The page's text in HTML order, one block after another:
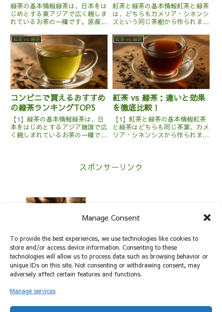
Manage Consent
To provide the best experiences, we use technologies like cookies to
store and/or access device information. Consenting to these
technologies will allow us to process data such as browsing behavior or
unique IDs on this site. Not consenting or withdrawing consent, may
adversely affect certain features and functions.
Manage services
緑茶の基本情報緑茶は、日本をは
じめとする東アジアで広く親しま
れているお茶の一種です。原産地
や韓国でも多様な種類が栽培され
ています。緑茶は茶葉を発酵させ
ずに加工するため、茶葉本来の色
や香りを楽しむことができま
す。...
紅茶と緑茶の基本情報紅茶と緑茶
は、どちらもカメリア・シネンシ
スという同じ茶樹から作られます
異なる特徴を持ちます。紅茶は完
全に発酵させた茶葉を使用してお
り、特有の濃い色と風味を持って
います。主にインドやスリラン
カ...
紅茶 vs 緑茶
コンビニで買えるおすすめ
の緑茶ランキングTOP5
【1】緑茶の基本情報緑茶は、日
本をはじめとするアジア諸国で広
く親しまれているお茶の一種で
ぐ製法が特徴です。この製法によ
紅茶 vs 緑茶
紅茶 vs 緑茶：違いと効果
を徹底比較！
【1】紅茶と緑茶の基本情報紅茶
と緑茶はどちらも同じ茶葉、カメ
リア・シネンシスから作られます
ることで濃厚な色と味を持ちま
スポンサーリンク
オリジナルブレンドティーの作り方
青汁入りのごほうびスイーツレシピ